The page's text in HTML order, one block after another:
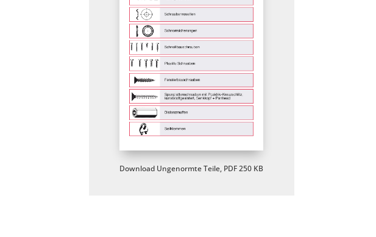
Download Ungenormte Teile, PDF 250 KB